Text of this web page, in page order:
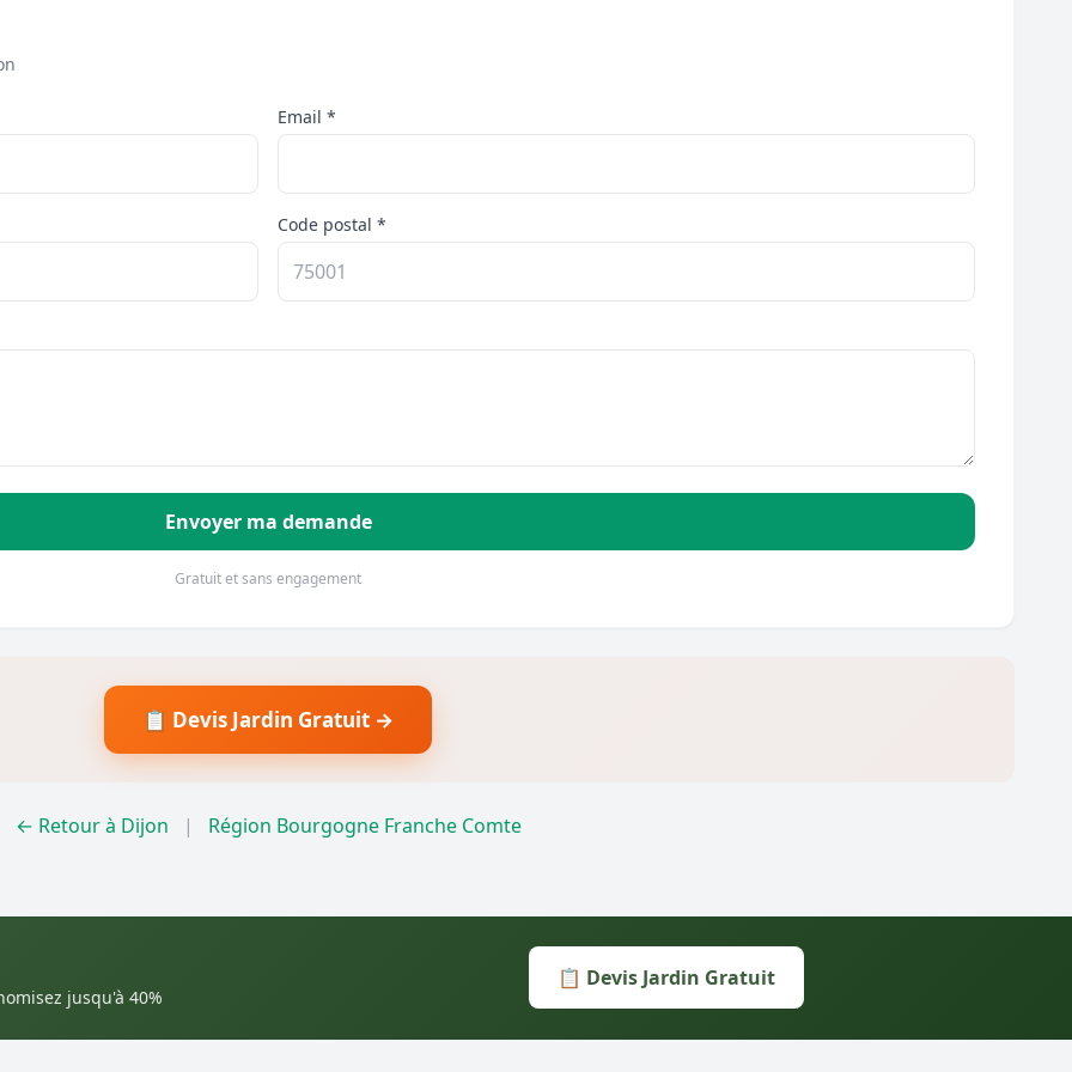
Email *
Code postal *
Envoyer ma demande
Gratuit et sans engagement
📋 Devis Jardin Gratuit →
← Retour à Dijon | Région Bourgogne Franche Comte
jusqu'à 40%
📋 Devis Jardin Gratuit